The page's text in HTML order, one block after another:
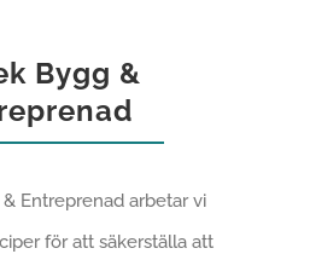
Bygg &
Entreprenad arbetar vi
för att säkerställa att